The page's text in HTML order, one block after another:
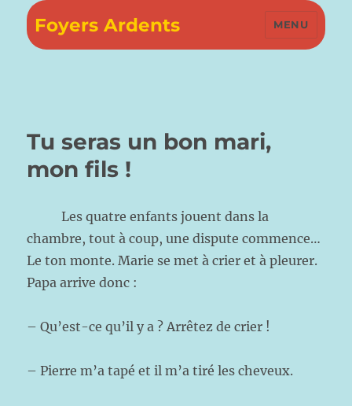
Foyers Ardents MENU
Tu seras un bon mari,
mon fils !
Les quatre enfants jouent dans la
chambre, tout à coup, une dispute commence…
Le ton monte. Marie se met à crier et à pleurer.
Papa arrive donc :
– Qu’est-ce qu’il y a ? Arrêtez de crier !
– Pierre m’a tapé et il m’a tiré les cheveux.